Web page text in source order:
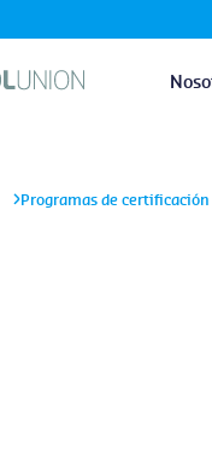
Programas de certificación